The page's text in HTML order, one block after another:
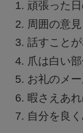
頑張った
周囲の意
話すこと
爪は白い
お礼のメ
暇さえあ
自分を良